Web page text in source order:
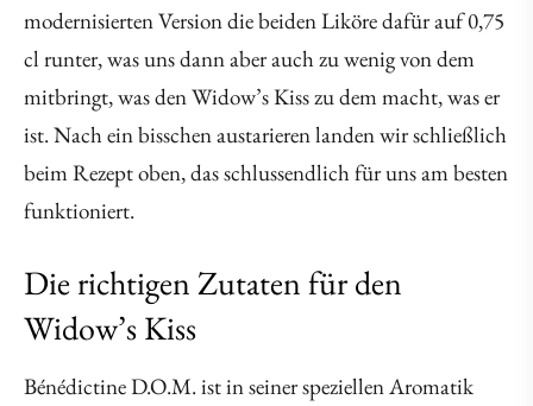
modernisierten Version die beiden Liköre dafür auf 0,75
cl runter, was uns dann aber auch zu wenig von dem
mitbringt, was den Widow’s Kiss zu dem macht, was er
ist. Nach ein bisschen austarieren landen wir schließlich
beim Rezept oben, das schlussendlich für uns am besten
funktioniert.
Die richtigen Zutaten für den
Widow’s Kiss
Bénédictine D.O.M. ist in seiner speziellen Aromatik